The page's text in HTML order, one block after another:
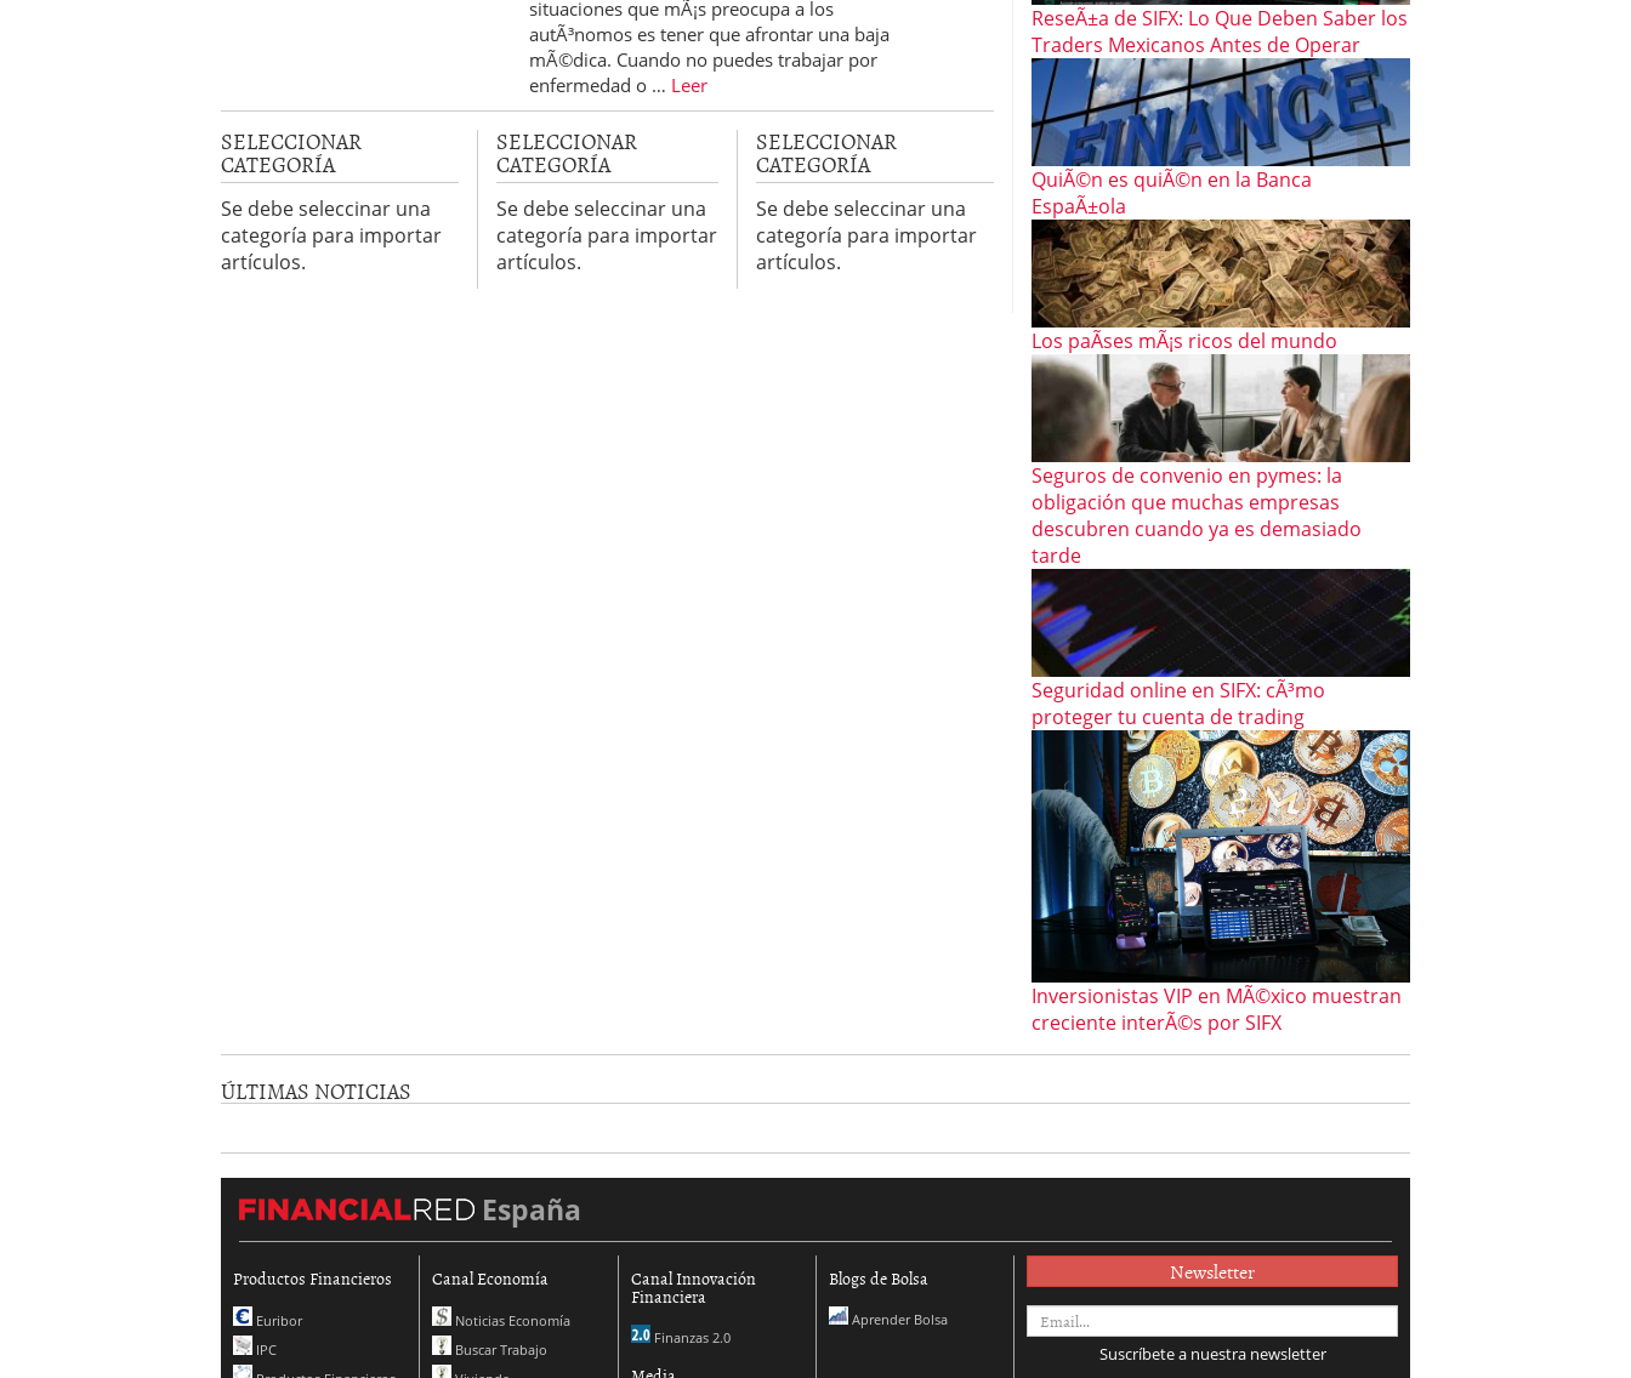
situaciones que mÃ¡s preocupa a los
autÃ³nomos es tener que afrontar una baja
mÃ©dica. Cuando no puedes trabajar por
enfermedad o … Leer
SELECCIONAR
CATEGORÍA
Se debe seleccinar una
categoría para importar
artículos.
SELECCIONAR
CATEGORÍA
Se debe seleccinar una
categoría para importar
artículos.
SELECCIONAR
CATEGORÍA
Se debe seleccinar una
categoría para importar
artículos.
ReseÃ±a de SIFX: Lo Que Deben Saber los
Traders Mexicanos Antes de Operar
QuiÃ©n es quiÃ©n en la Banca
EspaÃ±ola
Los paÃ­ses mÃ¡s ricos del mundo
Seguros de convenio en pymes: la
obligación que muchas empresas
descubren cuando ya es demasiado
tarde
Seguridad online en SIFX: cÃ³mo
proteger tu cuenta de trading
Inversionistas VIP en MÃ©xico muestran
creciente interÃ©s por SIFX
ÚLTIMAS NOTICIAS
España
Productos Financieros
Euribor
IPC
Canal Economía
Noticias Economía
Buscar Trabajo
Canal Innovación
Financiera
Finanzas 2.0
Blogs de Bolsa
Aprender Bolsa
Newsletter
Suscríbete a nuestra newsletter